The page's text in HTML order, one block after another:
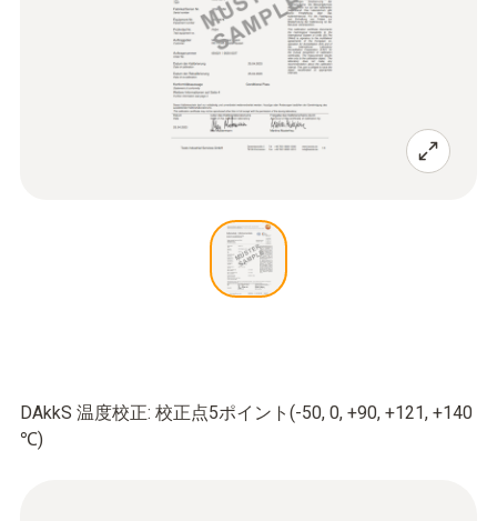
DAkkS 温度校正: 校正点5ポイント(-50, 0, +90, +121, +140
℃)